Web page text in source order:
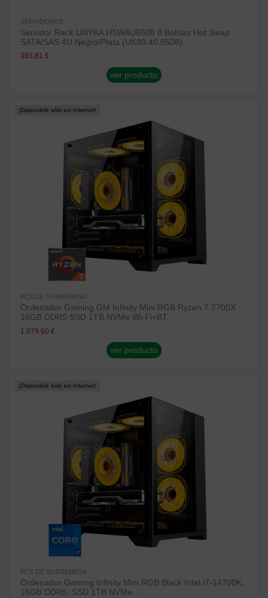
SERVIDORES
Servidor Rack UNYKA HSW4U6508 8 Bahías Hot Swap
SATA/SAS 4U Negro/Plata (UK80.40.6508)
393,81 €
ver producto
¡Disponible sólo en Internet!
PCS DE SOBREMESA
Ordenador Gaming GM Infinity Mini RGB Ryzen 7 7700X
16GB DDR5 SSD 1TB NVMe Wi-Fi+BT...
1.079,60 €
ver producto
¡Disponible sólo en Internet!
PCS DE SOBREMESA
Ordenador Gaming Infinity Mini RGB Black Intel i7-14700K,
16GB DDR5, SSD 1TB NVMe,...